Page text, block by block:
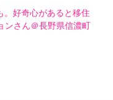
。好奇心があると移住
ンさん＠長野県信濃町